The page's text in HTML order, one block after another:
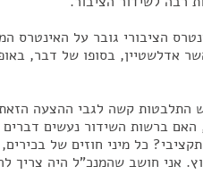
הציבורי גובר על האינטרס
אדלשטיין, בסופו של דבר,
התלבטות קשה לגבי ההצעה
האם ברשות השידור נעשים
כל מיני חוזים של בכירים,
אני חושב שהמנכ"ל היה צריך